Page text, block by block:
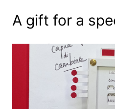
A gift for a